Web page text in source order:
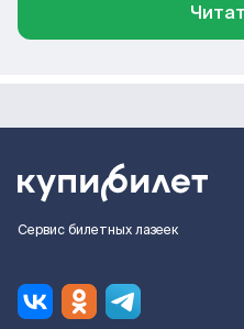
Сервис билетных лазеек